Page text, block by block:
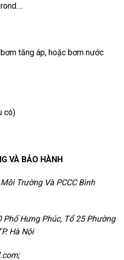
tăng áp, hoặc bơm nước
có)
VÀ BẢO HÀNH
Trường Và PCCC Bình
Hưng Phúc, Tổ 25 Phường
Hà Nội